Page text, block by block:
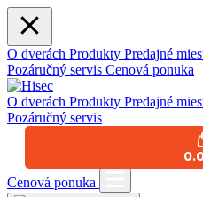
O dverách Produkty Predajné
Pozáručný servis Cenová ponuka
O dverách Produkty Predajné
Pozáručný servis
Cenová ponuka